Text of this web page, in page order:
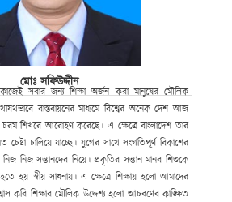
মোঃ সফিউদ্দীন
কাজেই সবার জন্য শিক্ষা অর্জন করা মানুষের মৌলিক
বাস্তবায়নের মাধ্যমে বিশ্বের অনেক দেশ আজ
চরম শিখরে আরোহণ করেছে। এ ক্ষেত্রে বাংলাদেশ তার
চেষ্টা চালিয়ে যাচ্ছে। যুগের সাথে সংগতিপূর্ণ বিকাশের
নিজ নিজ সন্তানদের নিয়ে। প্রকৃতির সন্তান মানব শিশুকে
হতে হয় স্বীয় সাধনায়। এ ক্ষেত্রে শিক্ষায় হলো আমাদের
করি শিক্ষার মৌলিক উদ্দেশ্য হলো আচরণের কাঙ্ক্ষিত